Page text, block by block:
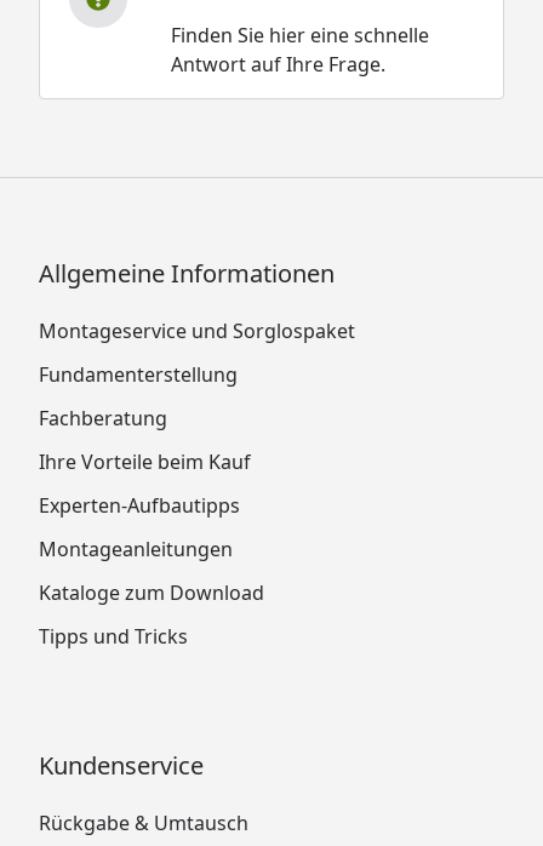
Finden Sie hier eine schnelle
Antwort auf Ihre Frage.
Allgemeine Informationen
Montageservice und Sorglospaket
Fundamenterstellung
Fachberatung
Ihre Vorteile beim Kauf
Experten-Aufbautipps
Montageanleitungen
Kataloge zum Download
Tipps und Tricks
Kundenservice
Rückgabe & Umtausch